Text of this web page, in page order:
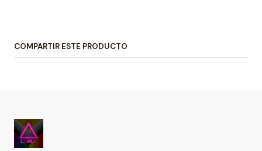
COMPARTIR ESTE PRODUCTO